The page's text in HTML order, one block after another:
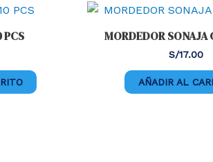
PCS MORDEDOR SONAJA
S/17.00
AÑADIR AL